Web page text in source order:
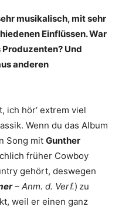
musikalisch, mit sehr
Einflüssen. War
Und
anderen
ich hör‘ extrem viel
Wenn du das Album
Song mit Gunther
früher Cowboy
gehört, deswegen
– Anm. d. Verf.) zu
weil er einen ganz